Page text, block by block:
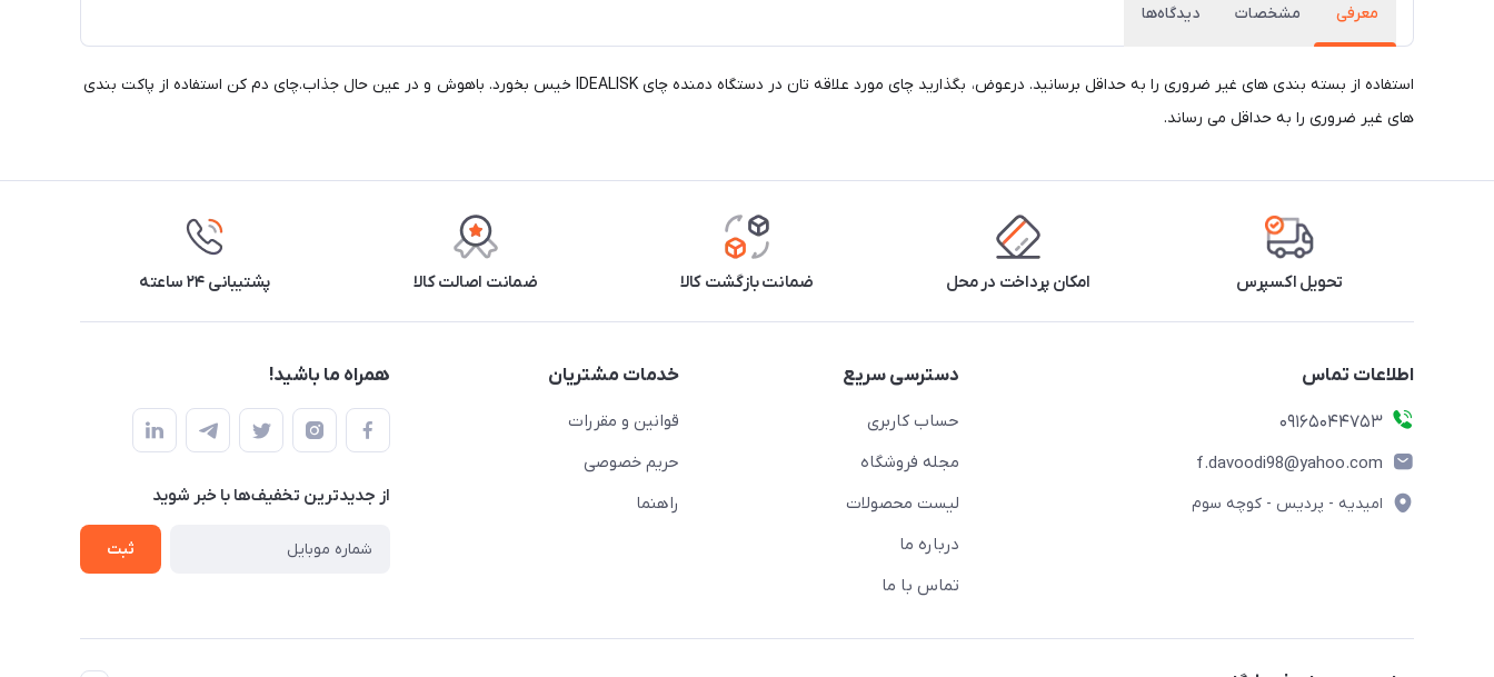
معرفی مشخصات دیدگاه‌ها
استفاده از بسته بندی های غیر ضروری را به حداقل برسانید. درعوض، بگذارید چای مورد علاقه تان در دستگاه دمنده چای IDEALISK خیس بخورد. باهوش و در عین حال جذاب.چای دم کن استفاده از پاکت بندی
های غیر ضروری را به حداقل می رساند.
تحویل اکسپرس امکان پرداخت در محل ضمانت بازگشت کالا ضمانت اصالت کالا پشتیبانی ۲۴ ساعته
اطلاعات تماس
09165044753
f.davoodi98@yahoo.com
امیدیه - پردیس - کوچه سوم
دسترسی سریع
حساب کاربری
مجله فروشگاه
لیست محصولات
درباره ما
تماس با ما
خدمات مشتریان
قوانین و مقررات
حریم خصوصی
راهنما
همراه ما باشید!
از جدید‌ترین تخفیف‌ها با‌ خبر شوید
ثبت